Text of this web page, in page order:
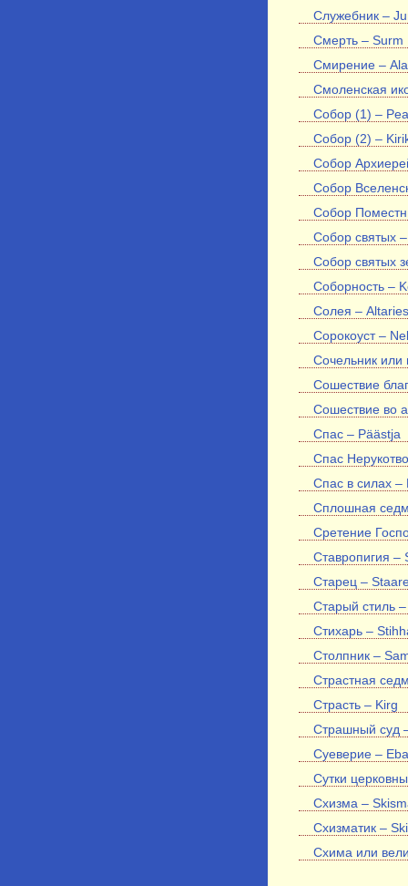
Служебник –
Смерть – Surm
Смирение –
Смоленская
Собор (1) –
Собор (2) –
Собор
Собор
Собор
Собор святых
Собор святых
Соборность –
Солея –
Сорокоуст –
Сочельник или
Сошествие
Сошествие во
Спас – Päästja
Спас
Спас в силах –
Сплошная
Сретение
Ставропигия –
Старец –
Старый стиль
Стихарь –
Столпник –
Страстная
Страсть – Kirg
Страшный суд
Суеверие –
Сутки
Схизма –
Схизматик –
Схима или